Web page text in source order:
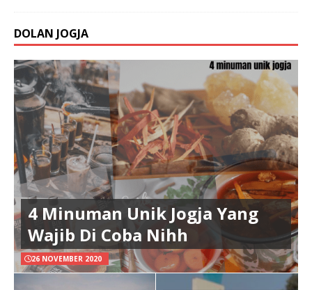
DOLAN JOGJA
4 Minuman Unik Jogja Yang
Wajib Di Coba Nihh
26 NOVEMBER 2020